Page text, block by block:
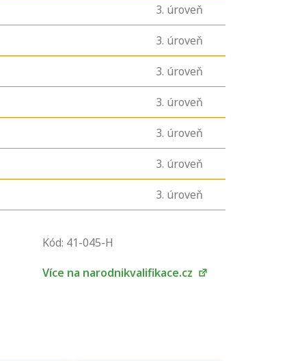
3. úroveň
3. úroveň
3. úroveň
3. úroveň
3. úroveň
3. úroveň
3. úroveň
Kód: 41-045-H
Více na narodnikvalifikace.cz
U řady živností je
Pro které toto